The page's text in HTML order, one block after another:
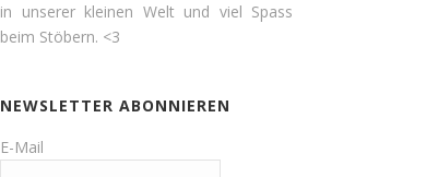
in unserer kleinen Welt und viel Spass
beim Stöbern. <3
NEWSLETTER ABONNIEREN
E-Mail